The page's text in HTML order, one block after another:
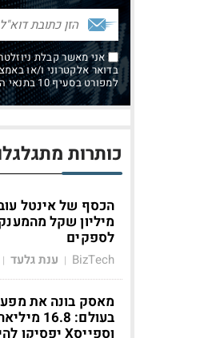
אני מאשר קבלת
בדואר אלקטרוני ו/או
למפורט בסעיף 10 בתנאי השימוש
כותרות
מיליון שקל
לספקים
BizTech
| ענת גלעד |
מאסק בונה את
בעולם:
וספייסX יפסיקו להיות תלויות באחרים